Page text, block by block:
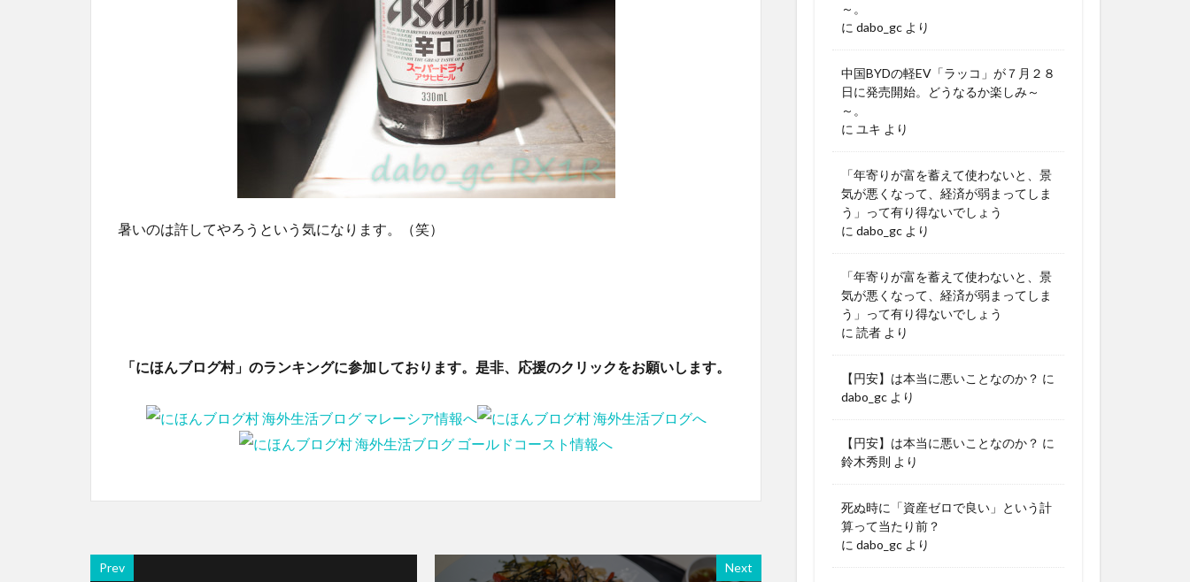
暑いのは許してやろうという気になります。（笑）
「にほんブログ村」のランキングに参加しております。是非、応援のクリックをお願いします。
Prev Next
～。
に dabo_gc より
中国BYDの軽EV「ラッコ」が７月２８
日に発売開始。どうなるか楽しみ～
～。
に ユキ より
「年寄りが富を蓄えて使わないと、景
気が悪くなって、経済が弱まってしま
う」って有り得ないでしょう
に dabo_gc より
「年寄りが富を蓄えて使わないと、景
気が悪くなって、経済が弱まってしま
う」って有り得ないでしょう
に 読者 より
【円安】は本当に悪いことなのか？ に
dabo_gc より
【円安】は本当に悪いことなのか？ に
鈴木秀則 より
死ぬ時に「資産ゼロで良い」という計
算って当たり前？
に dabo_gc より